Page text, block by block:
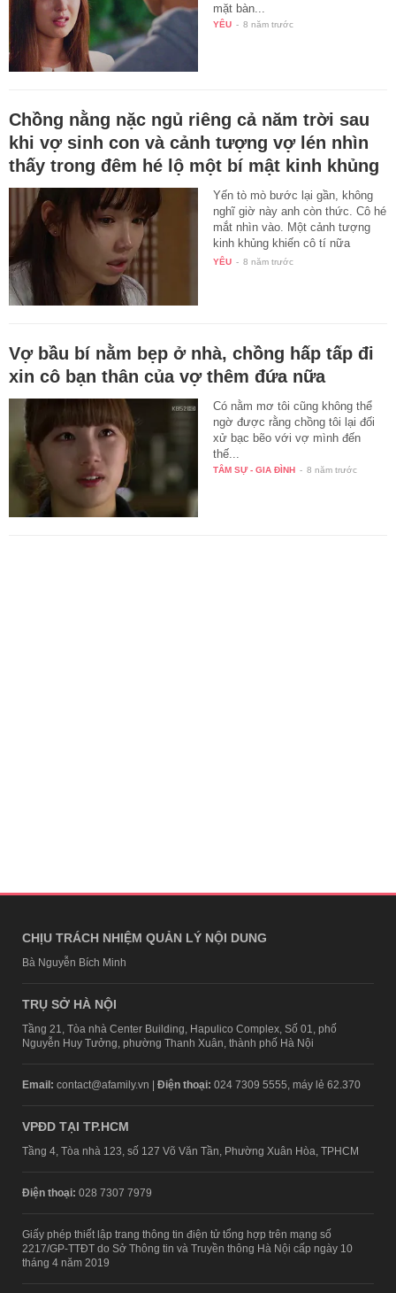
mặt bàn...
YÊU - 8 năm trước
Chồng nằng nặc ngủ riêng cả năm trời sau
khi vợ sinh con và cảnh tượng vợ lén nhìn
thấy trong đêm hé lộ một bí mật kinh khủng
Yến tò mò bước lại gần, không
nghĩ giờ này anh còn thức. Cô hé
mắt nhìn vào. Một cảnh tượng
kinh khủng khiến cô tí nữa
không…
YÊU - 8 năm trước
Vợ bầu bí nằm bẹp ở nhà, chồng hấp tấp đi
xin cô bạn thân của vợ thêm đứa nữa
Có nằm mơ tôi cũng không thể
ngờ được rằng chồng tôi lại đối
xử bạc bẽo với vợ mình đến
thế...
TÂM SỰ - GIA ĐÌNH - 8 năm trước
CHỊU TRÁCH NHIỆM QUẢN LÝ NỘI DUNG
Bà Nguyễn Bích Minh
TRỤ SỞ HÀ NỘI
Tầng 21, Tòa nhà Center Building, Hapulico Complex, Số 01, phố
Nguyễn Huy Tưởng, phường Thanh Xuân, thành phố Hà Nội
Email: contact@afamily.vn | Điện thoại: 024 7309 5555, máy lẻ 62.370
VPĐD TẠI TP.HCM
Tầng 4, Tòa nhà 123, số 127 Võ Văn Tần, Phường Xuân Hòa, TPHCM
Điện thoại: 028 7307 7979
Giấy phép thiết lập trang thông tin điện tử tổng hợp trên mạng số
2217/GP-TTĐT do Sở Thông tin và Truyền thông Hà Nội cấp ngày 10
tháng 4 năm 2019